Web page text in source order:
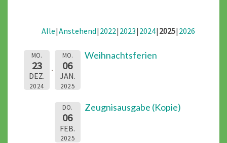
Alle Anstehend 2022 2023 2024 2025 2026
MO.
23
DEZ.
2024
MO.
06
JAN.
2025
Weihnachtsferien
DO.
06
FEB.
2025
Zeugnisausgabe (Kopie)